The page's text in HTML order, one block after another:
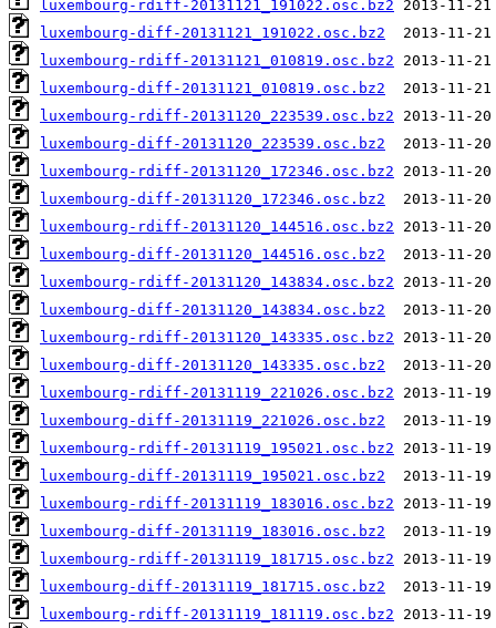
luxembourg-rdiff-20131121_191022.osc.bz2
luxembourg-diff-20131121_191022.osc.bz2
luxembourg-rdiff-20131121_010819.osc.bz2
luxembourg-diff-20131121_010819.osc.bz2
luxembourg-rdiff-20131120_223539.osc.bz2
luxembourg-diff-20131120_223539.osc.bz2
luxembourg-rdiff-20131120_172346.osc.bz2
luxembourg-diff-20131120_172346.osc.bz2
luxembourg-rdiff-20131120_144516.osc.bz2
luxembourg-diff-20131120_144516.osc.bz2
luxembourg-rdiff-20131120_143834.osc.bz2
luxembourg-diff-20131120_143834.osc.bz2
luxembourg-rdiff-20131120_143335.osc.bz2
luxembourg-diff-20131120_143335.osc.bz2
luxembourg-rdiff-20131119_221026.osc.bz2
luxembourg-diff-20131119_221026.osc.bz2
luxembourg-rdiff-20131119_195021.osc.bz2
luxembourg-diff-20131119_195021.osc.bz2
luxembourg-rdiff-20131119_183016.osc.bz2
luxembourg-diff-20131119_183016.osc.bz2
luxembourg-rdiff-20131119_181715.osc.bz2
luxembourg-diff-20131119_181715.osc.bz2
luxembourg-rdiff-20131119_181119.osc.bz2